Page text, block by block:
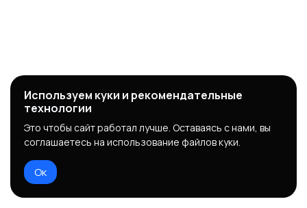
Используем куки и рекомендательные
технологии
Это чтобы сайт работал лучше. Оставаясь с нами, вы
соглашаетесь на использование файлов куки.
Ок